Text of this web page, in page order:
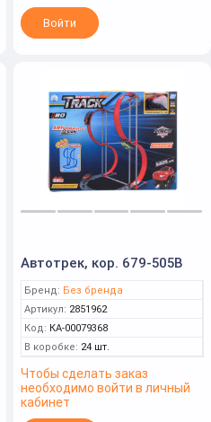
Войти
Автотрек, кор. 679-505B
Бренд: Без бренда
Артикул: 2851962
Код: КА-00079368
В коробке: 24 шт.
Чтобы сделать заказ
необходимо войти в личный
кабинет